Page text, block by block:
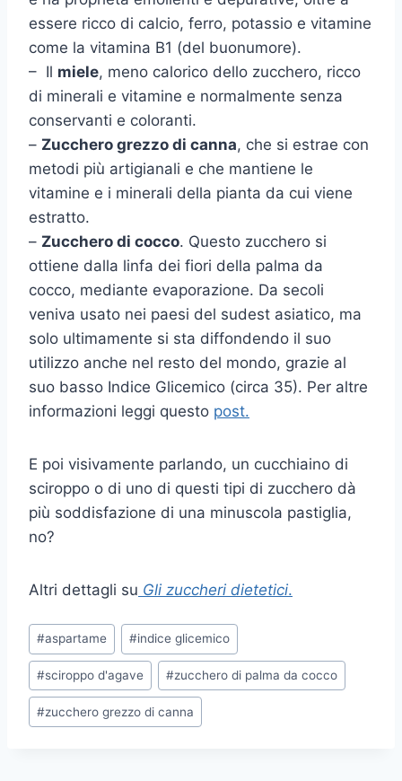
essere ricco di calcio, ferro, potassio e vitamine
come la vitamina B1 (del buonumore).
– Il miele, meno calorico dello zucchero, ricco
di minerali e vitamine e normalmente senza
conservanti e coloranti.
– Zucchero grezzo di canna, che si estrae con
metodi più artigianali e che mantiene le
vitamine e i minerali della pianta da cui viene
estratto.
– Zucchero di cocco. Questo zucchero si
ottiene dalla linfa dei fiori della palma da
cocco, mediante evaporazione. Da secoli
veniva usato nei paesi del sudest asiatico, ma
solo ultimamente si sta diffondendo il suo
utilizzo anche nel resto del mondo, grazie al
suo basso Indice Glicemico (circa 35). Per altre
informazioni leggi questo post.
E poi visivamente parlando, un cucchiaino di
sciroppo o di uno di questi tipi di zucchero dà
più soddisfazione di una minuscola pastiglia,
no?
Altri dettagli su Gli zuccheri dietetici.
Tag
articolo:
#aspartame #indice glicemico
#sciroppo d'agave #zucchero di palma da cocco
#zucchero grezzo di canna